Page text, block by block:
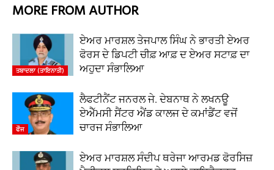
MORE FROM AUTHOR
ਤਬਾਦਲਾ (ਤਾਇਨਾਤੀ)
ਏਅਰ ਮਾਰਸ਼ਲ ਤੇਜਪਾਲ ਸਿੰਘ ਨੇ ਭਾਰਤੀ ਏਅਰ
ਫੋਰਸ ਦੇ ਡਿਪਟੀ ਚੀਫ਼ ਆਫ਼ ਦ ਏਅਰ ਸਟਾਫ਼ ਦਾ
ਅਹੁਦਾ ਸੰਭਾਲਿਆ
ਫੌਜ
ਲੈਫਟੀਨੈਂਟ ਜਨਰਲ ਜੇ. ਦੇਬਨਾਥ ਨੇ ਲਖਨਊ
ਏਐੱਮਸੀ ਸੈਂਟਰ ਐਂਡ ਕਾਲਜ ਦੇ ਕਮਾਂਡੈਂਟ ਵਜੋਂ
ਚਾਰਜ ਸੰਭਾਲਿਆ
ਏਅਰ ਮਾਰਸ਼ਲ ਸੰਦੀਪ ਥਰੇਜਾ ਆਰਮਡ ਫੋਰਸਿਜ਼